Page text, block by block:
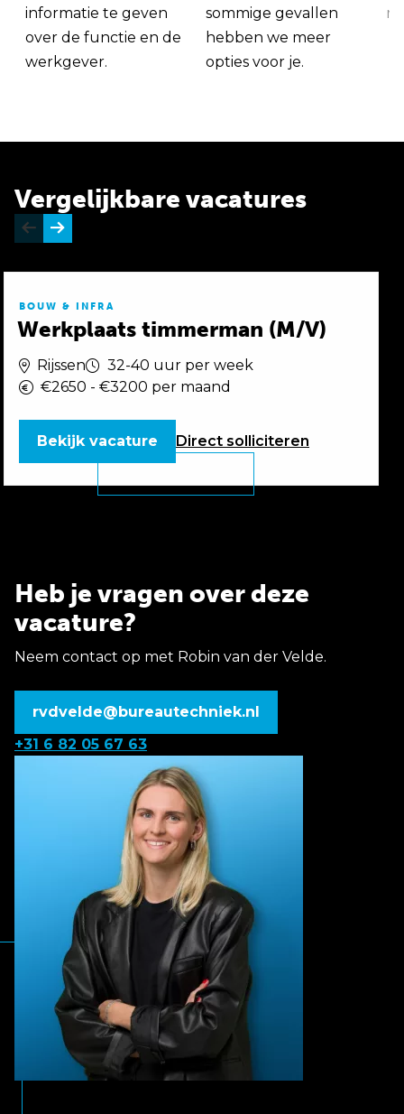
informatie te geven
over de functie en de
werkgever.
sommige gevallen
hebben we meer
opties voor je.
Vergelijkbare vacatures
BOUW & INFRA
Werkplaats timmerman (M/V)
Rijssen
32-40 uur per week
€2650 - €3200 per maand
Direct solliciteren
Bekijk vacature
Heb je vragen over deze
vacature?
Neem contact op met Robin van der Velde.
rvdvelde@bureautechniek.nl
+31 6 82 05 67 63